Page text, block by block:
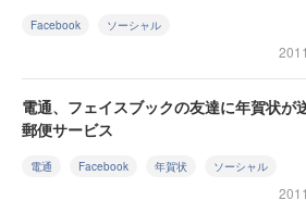
Facebook ソーシャル
電通、フェイスブックの友達に年賀状が
郵便サービス
電通 Facebook 年賀状 ソーシャル